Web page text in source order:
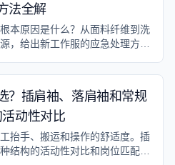
法全解
本原因是什么？从面料纤维到洗
，给出新工作服的应急处理方法
？插肩袖、落肩袖和常规
活动性对比
抬手、搬运和操作的舒适度。插
结构的活动性对比和岗位匹配建